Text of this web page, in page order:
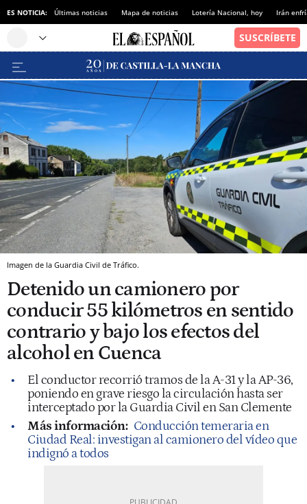
ES NOTICIA: Últimas noticias Mapa de noticias Lotería Nacional, hoy Irán
Imagen de la Guardia Civil de Tráfico.
Detenido un camionero por
conducir 55 kilómetros en sentido
contrario y bajo los efectos del
alcohol en Cuenca
El conductor recorrió tramos de la A-31 y la AP-36,
poniendo en grave riesgo la circulación hasta ser
interceptado por la Guardia Civil en San Clemente
Más información: Conducción temeraria en
Ciudad Real: investigan al camionero del vídeo que
indignó a todos